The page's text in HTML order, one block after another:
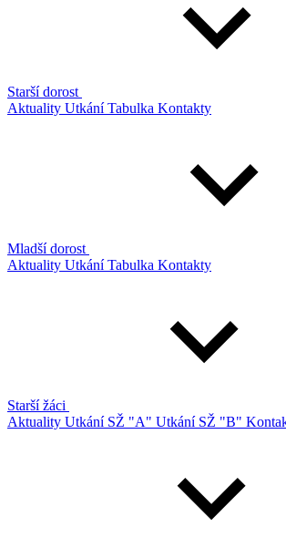
Starší dorost
Aktuality UtkáníTabulka Kontakty
Mladší dorost
Aktuality UtkáníTabulka Kontakty
Starší žáci
Aktuality Utkání SŽ "A" Utkání SŽ "B"